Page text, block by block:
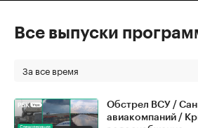
Все выпуски
За все время
Обстрел ВСУ /
авиакомпаний /